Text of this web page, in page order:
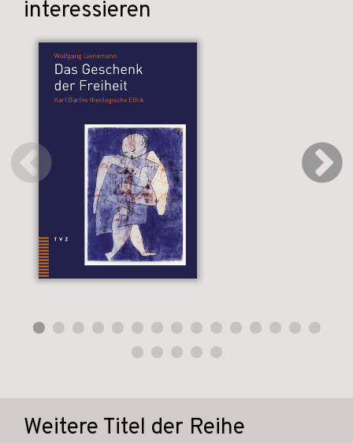
interessieren
Weitere Titel der Reihe